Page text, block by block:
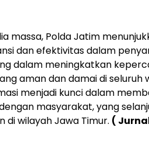
massa, Polda Jatim
dan efektivitas dalam
dalam meningkatkan
aman dan damai di seluruh
menjadi kunci dalam
masyarakat, yang
wilayah Jawa Timur. (